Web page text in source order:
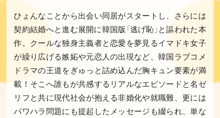
ひょんなことから出会い同居がスタートし、さらには
契約結婚へと進む展開に韓国版「逃げ恥」と謳われた本
作。クールな独身主義者と恋愛を夢見るイマドキ女子
が繰り広げる嫉妬や元恋人の出現など、韓国ラブコメ
ドラマの王道をぎゅっと詰め込んだ胸キュン要素が満
載！そこへ誰もが共感するリアルなエピソードと名ゼ
リフと共に現代社会が抱える非婚化や就職難、更には
パワハラ問題にも提起したメッセージも綴られ、単な